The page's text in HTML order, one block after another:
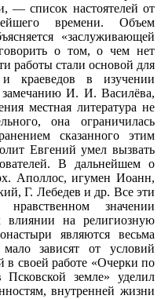
— список настоятелей от
времени. Объем
«заслуживающей
о том, о чем нет
работы стали основой для
краеведов в изучении
И. И. Василёва,
местная литература не
она ограничилась
сказанного этим
Евгений умел вызвать
В дальнейшем о
Аполлос, игумен Иоанн,
Г. Лебедев и др. Все эти
значении
влиянии на религиозную
являются весьма
зависят от условий
в своей работе «Очерки по
земле» уделил
внутренней жизни